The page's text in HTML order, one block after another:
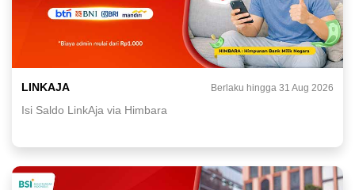
LINKAJA Berlaku hingga 31 Aug 2026
Isi Saldo LinkAja via Himbara